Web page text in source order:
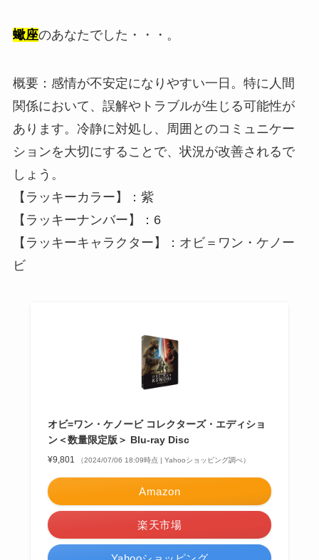
蠍座のあなたでした・・・。
概要：感情が不安定になりやすい一日。特に人間
関係において、誤解やトラブルが生じる可能性が
あります。冷静に対処し、周囲とのコミュニケー
ションを大切にすることで、状況が改善されるで
しょう。
【ラッキーカラー】：紫
【ラッキーナンバー】：6
【ラッキーキャラクター】：オビ＝ワン・ケノー
ビ
オビ=ワン・ケノービ コレクターズ・エディショ
ン＜数量限定版＞ Blu-ray Disc
¥9,801 （2024/07/06 18:09時点 | Yahooショッピング調べ）
Amazon
楽天市場